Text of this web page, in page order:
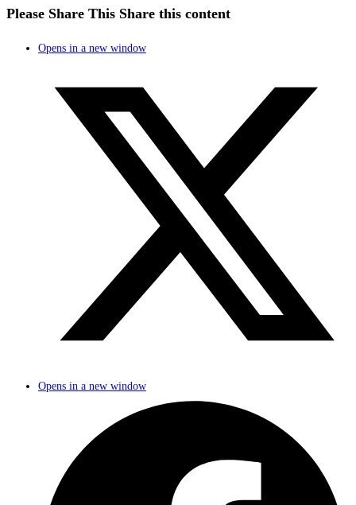
Please Share This Share this content
Opens in a new window
Opens in a new window